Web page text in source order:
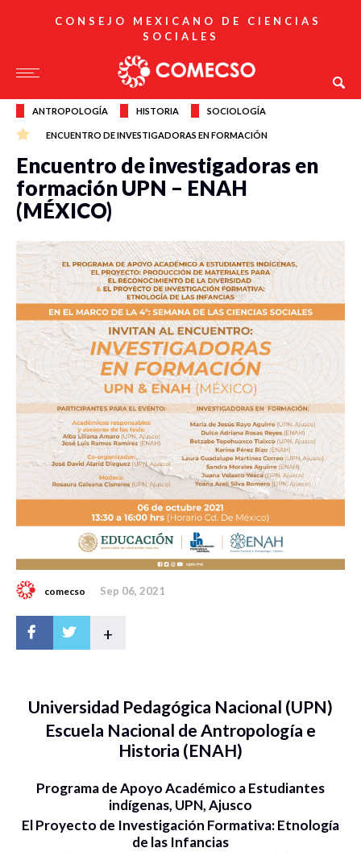
CONSEJO MEXICANO DE CIENCIAS
SOCIALES
ANTROPOLOGÍA HISTORIA SOCIOLOGÍA
ENCUENTRO DE INVESTIGADORAS EN FORMACIÓN
Encuentro de investigadoras en
formación UPN – ENAH
(MÉXICO)
comecso Sep 06, 2021
+
Universidad Pedagógica Nacional (UPN)
Escuela Nacional de Antropología e
Historia (ENAH)
Programa de Apoyo Académico a Estudiantes
indígenas, UPN, Ajusco
El Proyecto de Investigación Formativa: Etnología
de las Infancias